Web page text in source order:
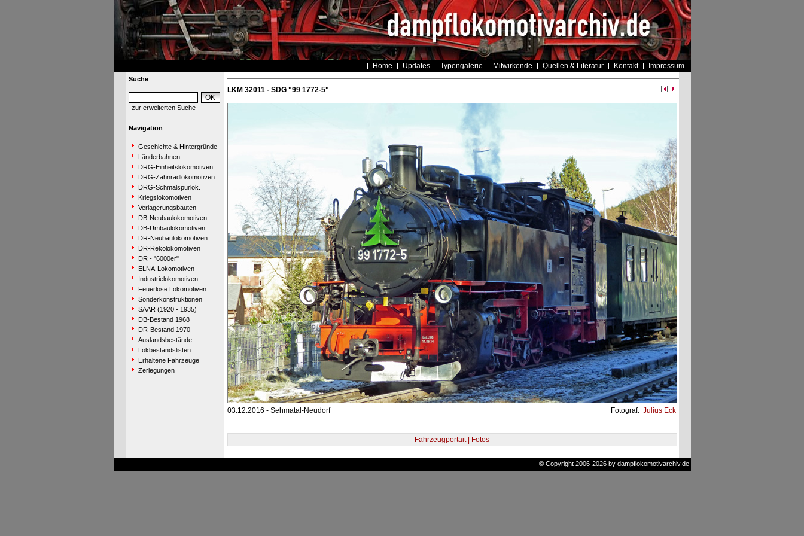
Home Updates Typengalerie Mitwirkende Quellen & Literatur Kontakt Impressum
Suche
zur erweiterten Suche
Navigation
Geschichte & Hintergründe
Länderbahnen
DRG-Einheitslokomotiven
DRG-Zahnradlokomotiven
DRG-Schmalspurlok.
Kriegslokomotiven
Verlagerungsbauten
DB-Neubaulokomotiven
DB-Umbaulokomotiven
DR-Neubaulokomotiven
DR-Rekolokomotiven
DR - "6000er"
ELNA-Lokomotiven
Industrielokomotiven
Feuerlose Lokomotiven
Sonderkonstruktionen
SAAR (1920 - 1935)
DB-Bestand 1968
DR-Bestand 1970
Auslandsbestände
Lokbestandslisten
Erhaltene Fahrzeuge
Zerlegungen
LKM 32011 - SDG "99 1772-5"
03.12.2016 - Sehmatal-Neudorf Fotograf: Julius Eck
Fahrzeugportait | Fotos
© Copyright 2006-2026 by dampflokomotivarchiv.de